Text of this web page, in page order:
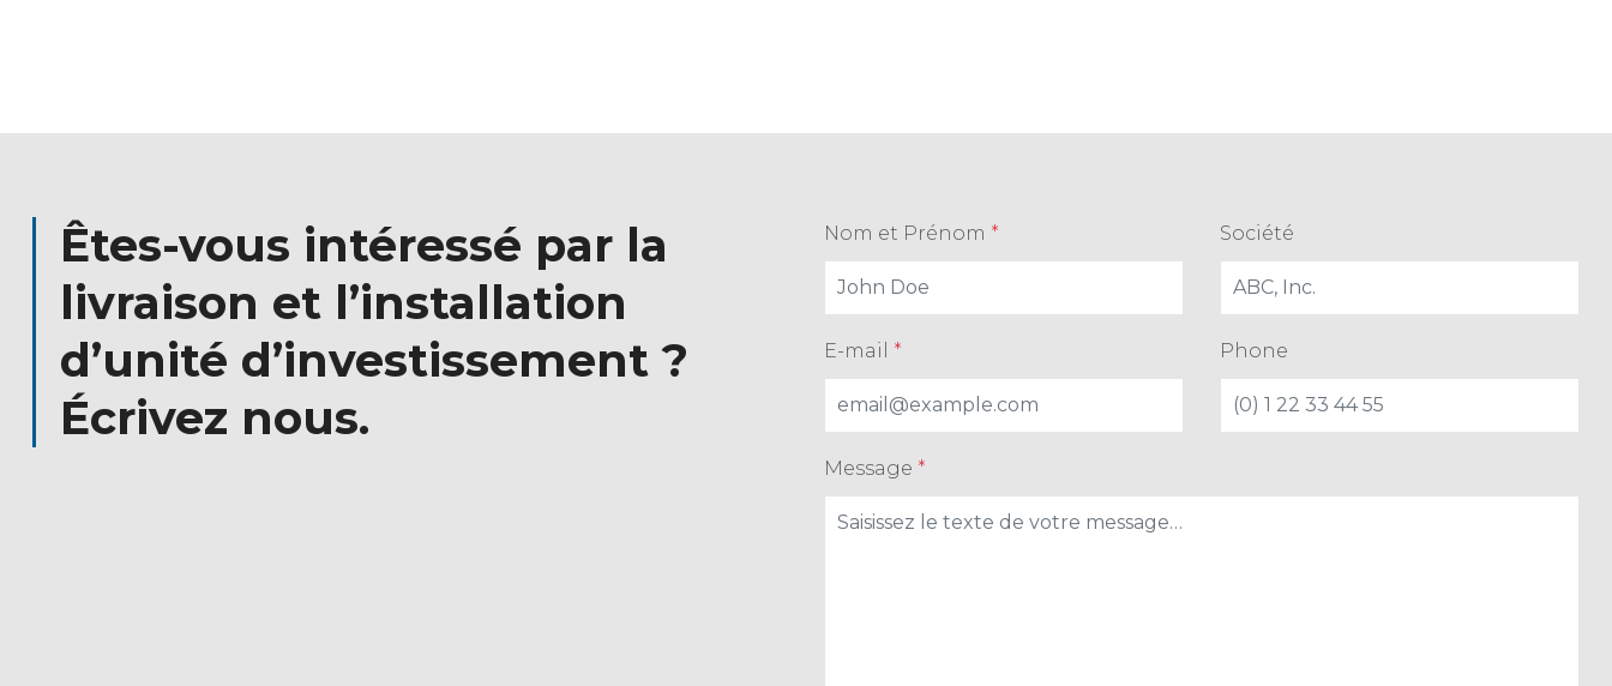
Êtes-vous intéressé par la
livraison et l’installation
d’unité d’investissement ?
Écrivez nous.
Nom et Prénom * Société
E-mail * Phone
Message *